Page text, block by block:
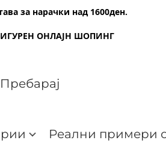
за нарачки над 1600ден.
ОНЛАЈН ШОПИНГ
Реални примери